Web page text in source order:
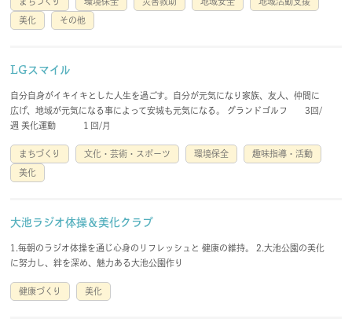
美化 その他
LGスマイル
自分自身がイキイキとした人生を過ごす。自分が元気になり家族、友人、仲間に
広げ、地域が元気になる事によって安城も元気になる。 グランドゴルフ 3回/
週 美化運動 １回/月
まちづくり 文化・芸術・スポーツ 環境保全 趣味指導・活動
美化
大池ラジオ体操＆美化クラブ
1.毎朝のラジオ体操を通じ心身のリフレッシュと 健康の維持。 2.大池公園の美化
に努力し、絆を深め、魅力ある大池公園作り
健康づくり 美化